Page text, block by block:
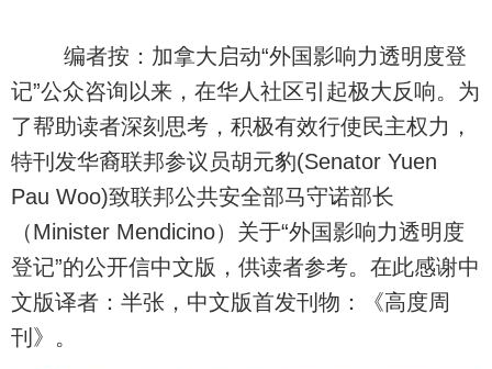
编者按：加拿大启动“外国影响力透明度登
记”公众咨询以来，在华人社区引起极大反响。为
了帮助读者深刻思考，积极有效行使民主权力，
特刊发华裔联邦参议员胡元豹(Senator Yuen
Pau Woo)致联邦公共安全部马守诺部长
（Minister Mendicino）关于“外国影响力透明度
登记”的公开信中文版，供读者参考。在此感谢中
文版译者：半张，中文版首发刊物：《高度周
刊》。